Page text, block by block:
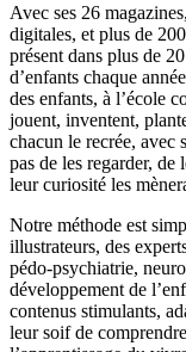
Avec ses 26
digitales, et plus de
présent dans plus de
d’enfants chaque
des enfants, à l’école
jouent, inventent,
chacun le recrée, avec
pas de les regarder, de
leur curiosité les
Notre méthode est
illustrateurs, des
pédo-psychiatrie,
développement de
contenus stimulants,
leur soif de